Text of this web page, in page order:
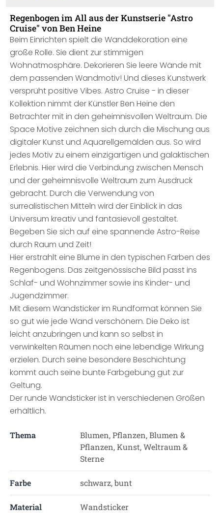
Regenbogen im All aus der Kunstserie "Astro
Cruise" von Ben Heine
Beim Einrichten spielt die Wanddekoration eine
große Rolle. Sie dient zur stimmigen
Wohnatmosphäre. Dekorieren Sie leere Wände mit
dem passenden Wandmotiv! Und dieses Kunstwerk
versprüht positive Vibes. Astro Cruise - in dieser
Kollektion nimmt der Künstler Ben Heine den
Betrachter mit in den geheimnisvollen Weltraum. Die
Space Motive zeichnen sich durch die Mischung aus
digitaler Kunst und Aquarellgemälden aus. So wird
jedes Motiv zu einem einzigartigen und galaktischen
Erlebnis. Hier wird die Verbindung zwischen Mensch
und der geheimnisvolle Weltraum zum Ausdruck
gebracht. Durch die Verwendung von
surrealistischen Mitteln wird der Einblick in das
Universum kreativ und fantasievoll gestaltet.
Begeben Sie sich auf eine spannende Astro-Reise
durch Raum und Zeit!
Hier erstrahlt eine Blume in den typischen Farben des
Regenbogens. Das zeitgenössische Bild passt ins
Schlaf- und Wohnzimmer sowie ins Kinder- und
Jugendzimmer.
Mit diesem Wandsticker im Rundformat können Sie
so gut wie jede Wand verschönern. Die Deko ist
leicht anzubringen und kann so selbst in
verwinkelten Räumen noch eine lebendige Wirkung
erzielen. Durch seine besondere Beschichtung
kommt auch seine bunte Farbgebung gut zur
Geltung.
Der runde Wandsticker ist in verschiedenen Größen
erhältlich.
Thema
Blumen, Pflanzen, Blumen &
Pflanzen, Kunst, Weltraum &
Sterne
Farbe schwarz, bunt
Material Wandsticker